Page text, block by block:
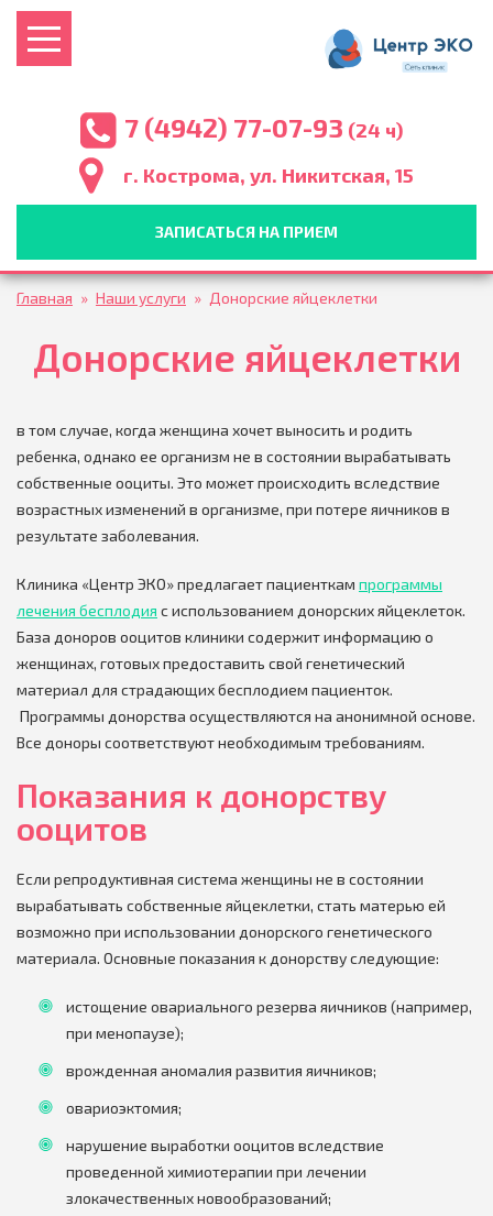
7 (4942) 77-07-93 (24 ч)
г. Кострома, ул. Никитская, 15
ЗАПИСАТЬСЯ НА ПРИЕМ
Главная » Наши услуги » Донорские яйцеклетки
Донорские яйцеклетки
в том случае, когда женщина хочет выносить и родить
ребенка, однако ее организм не в состоянии вырабатывать
собственные ооциты. Это может происходить вследствие
возрастных изменений в организме, при потере яичников в
результате заболевания.
Клиника «Центр ЭКО» предлагает пациенткам программы
лечения бесплодия с использованием донорских яйцеклеток.
База доноров ооцитов клиники содержит информацию о
женщинах, готовых предоставить свой генетический
материал для страдающих бесплодием пациенток.
Программы донорства осуществляются на анонимной основе.
Все доноры соответствуют необходимым требованиям.
Показания к донорству
ооцитов
Если репродуктивная система женщины не в состоянии
вырабатывать собственные яйцеклетки, стать матерью ей
возможно при использовании донорского генетического
материала. Основные показания к донорству следующие:
истощение овариального резерва яичников (например,
при менопаузе);
врожденная аномалия развития яичников;
овариоэктомия;
нарушение выработки ооцитов вследствие
проведенной химиотерапии при лечении
злокачественных новообразований;